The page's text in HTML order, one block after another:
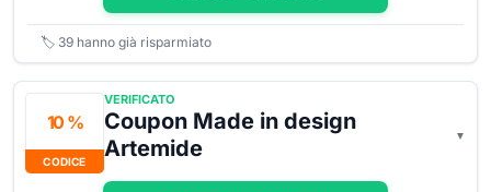
🏷️ 39 hanno già risparmiato
10 %
CODICE
VERIFICATO
Coupon Made in design
Artemide